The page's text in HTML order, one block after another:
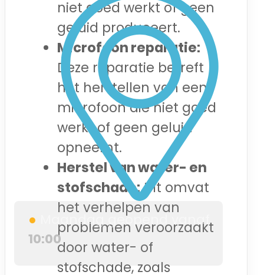
●
Maandag geopend vanaf
10:00
niet goed werkt of geen
geluid produceert.
Microfoon reparatie:
Deze reparatie betreft
het herstellen van een
microfoon die niet goed
werkt of geen geluid
opneemt.
Herstel van water- en
stofschade:Dit omvat
het verhelpen van
problemen veroorzaakt
door water- of
stofschade, zoals